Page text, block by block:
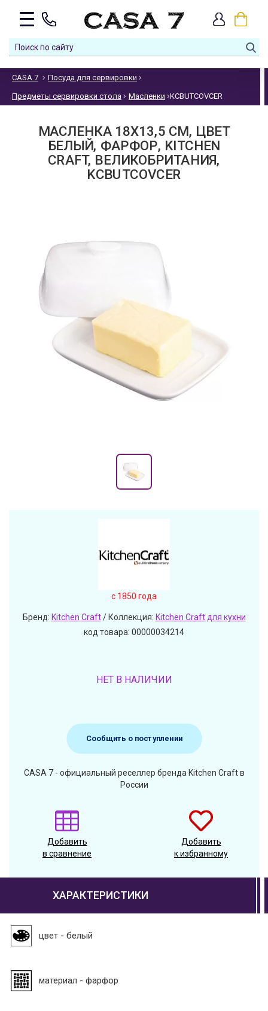
CASA 7 Посуда для сервировки
Предметы сервировки стола Масленки KCBUTCOVCER
МАСЛЕНКА 18Х13,5 СМ, ЦВЕТ
БЕЛЫЙ, ФАРФОР, KITCHEN
CRAFT, ВЕЛИКОБРИТАНИЯ,
KCBUTCOVCER
c 1850 года
Бренд: Kitchen Craft/ Коллекция: Kitchen Craft для кухни
код товара: 00000034214
НЕТ В НАЛИЧИИ
Сообщить о поступлении
CASA 7 - официальный реселлер бренда Kitchen Craft в
России
Добавить
в сравнение
Добавить
к избранному
ХАРАКТЕРИСТИКИ
цвет - белый
материал - фарфор